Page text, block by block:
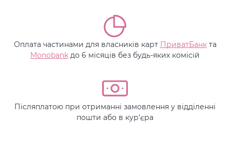
Оплата частинами для власників карт ПриватБанкта
Monobank до 6 місяців без будь-яких комісій
Післяплатою при отриманні замовлення у відділенні
пошти або в кур’єра